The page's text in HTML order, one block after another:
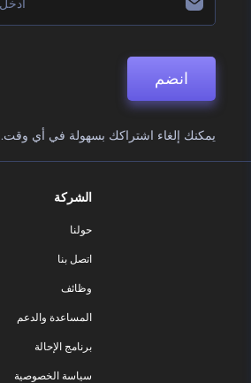
انضم
يمكنك إلغاء اشتراكك بسهولة في أي وقت.
الشركة
حولنا
اتصل بنا
وظائف
المساعدة والدعم
برنامج الإحالة
سياسة الخصوصية